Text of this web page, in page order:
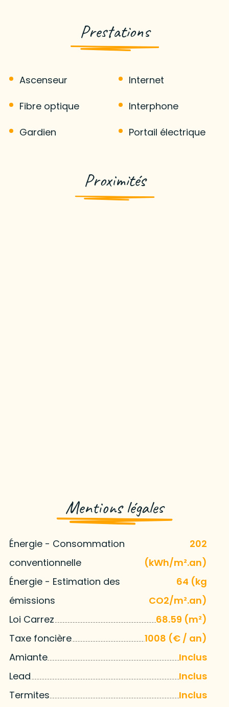
Prestations
Ascenseur
Fibre optique
Gardien
Internet
Interphone
Portail électrique
Proximités
Mentions légales
Énergie - Consommation
conventionnelle
202
(kWh/m².an)
Énergie - Estimation des
émissions
64 (kg
CO2/m².an)
Loi Carrez
68.59 (m²)
Taxe foncière
1008 (€ / an)
Amiante
Inclus
Lead
Inclus
Termites
Inclus